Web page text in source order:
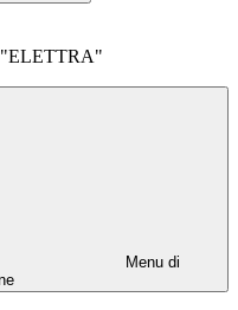
"ELETTRA"
Menu di